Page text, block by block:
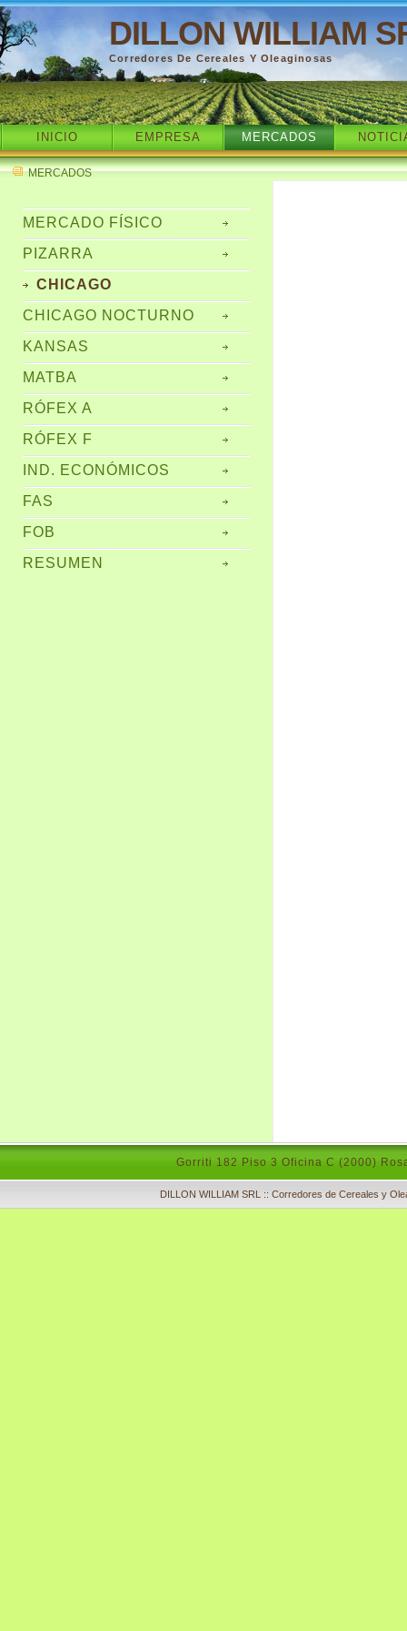
DILLON WILLIAM
Corredores De Cereales Y Oleaginosas
INICIO EMPRESA MERCADOS
MERCADOS
MERCADO FÍSICO
PIZARRA
CHICAGO
CHICAGO NOCTURNO
KANSAS
MATBA
RÓFEX A
RÓFEX F
IND. ECONÓMICOS
FAS
FOB
RESUMEN
Gorriti 182 Piso 3 Oficina C (2000)
DILLON WILLIAM SRL :: Corredores de Cereales y